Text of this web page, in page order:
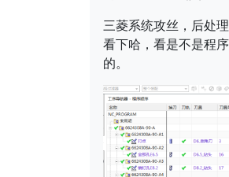
三菱系统攻丝，后处
看下哈，看是不是程
的。